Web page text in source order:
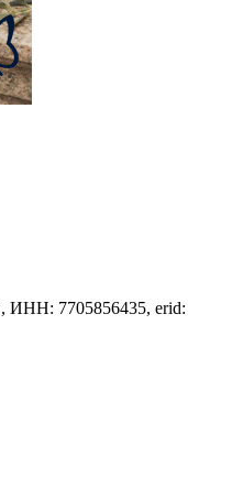
ИНН: 7705856435, erid: